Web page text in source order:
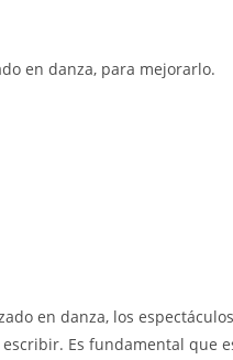
en danza, para mejorarlo.
en danza, los
Es fundamental que